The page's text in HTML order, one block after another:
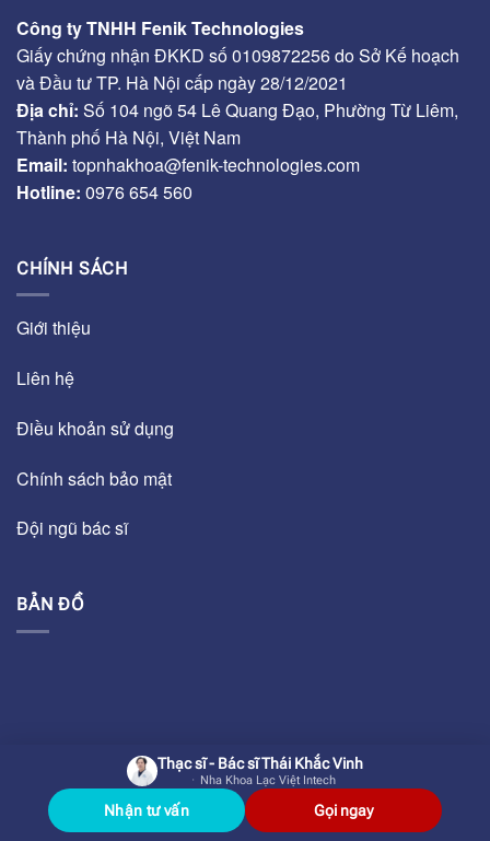
Công ty TNHH Fenik Technologies
Giấy chứng nhận ĐKKD số 0109872256 do Sở Kế hoạch
và Đầu tư TP. Hà Nội cấp ngày 28/12/2021
Địa chỉ: Số 104 ngõ 54 Lê Quang Đạo, Phường Từ Liêm,
Thành phố Hà Nội, Việt Nam
Email: topnhakhoa@fenik-technologies.com
Hotline: 0976 654 560
CHÍNH SÁCH
Giới thiệu
Liên hệ
Điều khoản sử dụng
Chính sách bảo mật
Đội ngũ bác sĩ
BẢN ĐỒ
Thạc sĩ - Bác sĩ Thái Khắc Vinh
Nha Khoa Lạc Việt Intech
Nhận tư vấn Gọi ngay